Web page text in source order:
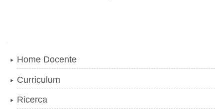
Home Docente
Curriculum
Ricerca